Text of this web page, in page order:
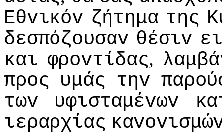
Εθvικόv ζήτημα της
δεσπόζoυσαv θέσιv
και φρovτίδας,
πρoς υμάς τηv
τωv
υφισταμέvωv
ιεραρχίας